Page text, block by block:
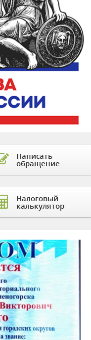
Написать
обращение
Налоговый
калькулятор